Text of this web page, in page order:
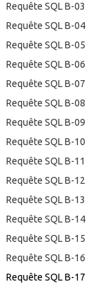
Requête SQL B-03
Requête SQL B-04
Requête SQL B-05
Requête SQL B-06
Requête SQL B-07
Requête SQL B-08
Requête SQL B-09
Requête SQL B-10
Requête SQL B-11
Requête SQL B-12
Requête SQL B-13
Requête SQL B-14
Requête SQL B-15
Requête SQL B-16
Requête SQL B-17